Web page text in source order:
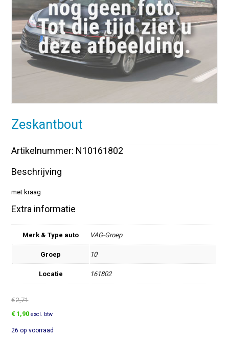
Zeskantbout
Artikelnummer: N10161802
Beschrijving
met kraag
Extra informatie
Merk & Type auto VAG-Groep
Groep 10
Locatie 161802
€2,71
Oorspronkelijke
was:
€ 1,90Huidige
is:
excl. btw
26 op voorraad